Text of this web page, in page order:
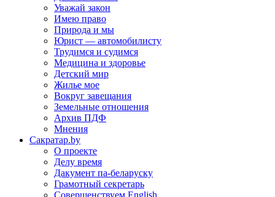
Уважай закон
Имею право
Природа и мы
Юрист — автомобилисту
Трудимся и судимся
Медицина и здоровье
Детский мир
Жилье мое
Вокруг завещания
Земельные отношения
Архив ПДФ
Мнения
Сакратар.by
О проекте
Делу время
Дакумент па-беларуску
Грамотный секретарь
Совершенствуем English